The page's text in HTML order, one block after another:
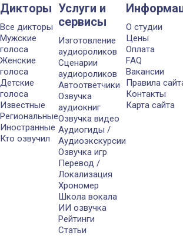
Дикторы
Все дикторы
Мужские
голоса
Женские
голоса
Детские
голоса
Известные
Региональные
Иностранные
Кто озвучил
Услуги и
сервисы
Изготовление
аудиороликов
Сценарии
аудиороликов
Автоответчики
Озвучка
аудиокниг
Озвучка видео
Аудиогиды /
Аудиоэкскурсии
Озвучка игр
Перевод /
Локализация
Хрономер
Школа вокала
ИИ озвучка
Рейтинги
Статьи
О студии
Цены
Оплата
FAQ
Вакансии
Правила
Контакты
Карта сайта